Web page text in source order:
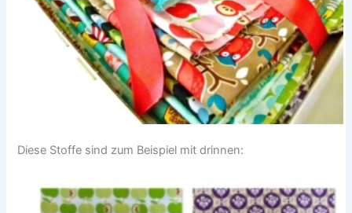
Diese Stoffe sind zum Beispiel mit drinnen: